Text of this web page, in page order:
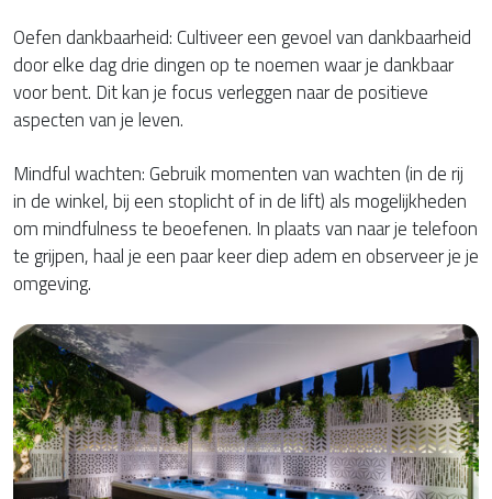
Oefen dankbaarheid: Cultiveer een gevoel van dankbaarheid
door elke dag drie dingen op te noemen waar je dankbaar
voor bent. Dit kan je focus verleggen naar de positieve
aspecten van je leven.
Mindful wachten: Gebruik momenten van wachten (in de rij
in de winkel, bij een stoplicht of in de lift) als mogelijkheden
om mindfulness te beoefenen. In plaats van naar je telefoon
te grijpen, haal je een paar keer diep adem en observeer je je
omgeving.